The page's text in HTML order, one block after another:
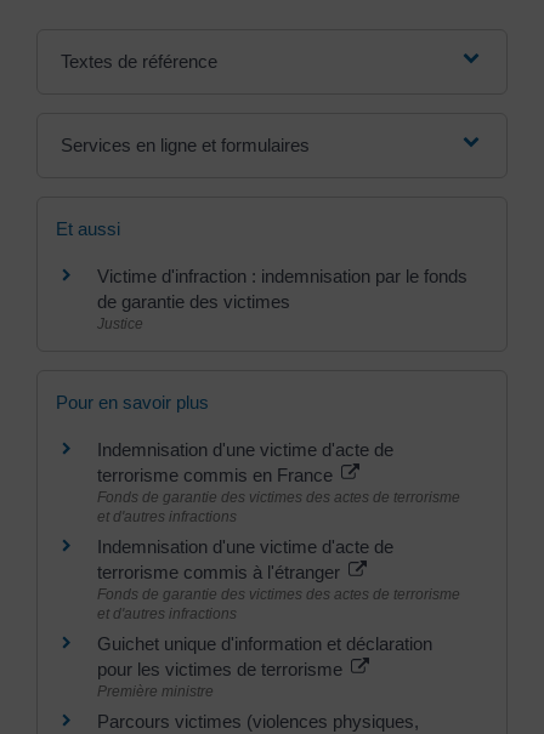
Textes de référence
Services en ligne et formulaires
Et aussi
Victime d'infraction : indemnisation par le fonds
de garantie des victimes
Justice
Pour en savoir plus
Indemnisation d'une victime d'acte de
terrorisme commis en France
Fonds de garantie des victimes des actes de terrorisme
et d'autres infractions
Indemnisation d'une victime d'acte de
terrorisme commis à l'étranger
Fonds de garantie des victimes des actes de terrorisme
et d'autres infractions
Guichet unique d'information et déclaration
pour les victimes de terrorisme
Première ministre
Parcours victimes (violences physiques,